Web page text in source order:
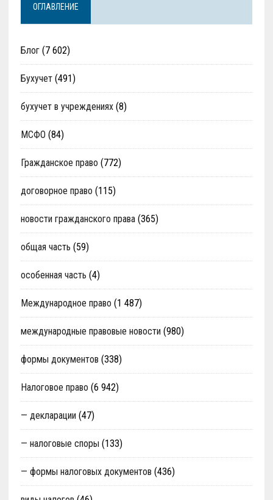
ОГЛАВЛЕНИЕ
Блог(7 602)
Бухучет(491)
бухучет в учреждениях(8)
МСФО (84)
Гражданское право (772)
договорное право (115)
новости гражданского права(365)
общая часть (59)
особенная часть (4)
Международное право (1 487)
международные правовые новости (980)
формы документов (338)
Налоговое право (6 942)
— декларации (47)
— налоговые споры (133)
— формы налоговых документов (436)